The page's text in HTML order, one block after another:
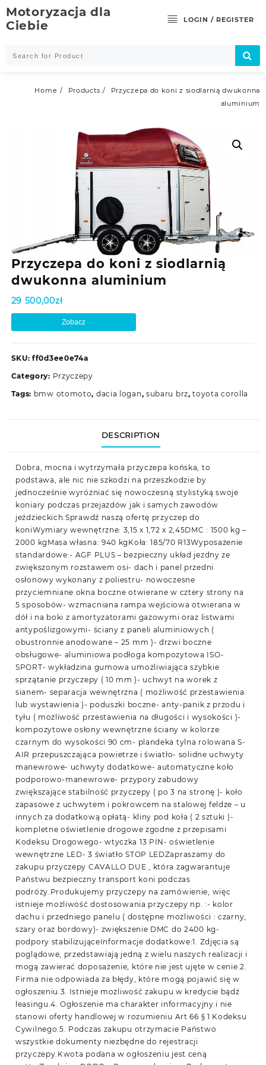
Skip
to
content
Motoryzacja dla
Ciebie
LOGIN / REGISTER
Home Products
Przyczepa do koni z siodlarnią dwukonna
aluminium
Przyczepa do koni z siodlarnią
dwukonna aluminium
29 500,00zł
Zobacz
SKU: ff0d3ee0e74a
Category: Przyczepy
Tags: bmw otomoto, dacia logan, subaru brz,toyota corolla
DESCRIPTION
Dobra, mocna i wytrzymała przyczepa końska, to
podstawa, ale nic nie szkodzi na przeszkodzie by
jednocześnie wyróżniać się nowoczesną stylistyką swoje
koniary podczas przejazdów jak i samych zawodów
jeździeckich.Sprawdź naszą ofertę przyczep do
koniWymiary wewnętrzne: 3,15 x 1,72 x 2,45DMC : 1500 kg –
2000 kgMasa własna: 940 kgKoła: 185/70 R13Wyposażenie
standardowe:- AGF PLUS – bezpieczny układ jezdny ze
zwiększonym rozstawem osi- dach i panel przedni
osłonowy wykonany z poliestru- nowoczesne
przyciemniane okna boczne otwierane w cztery strony na
5 sposobów- wzmacniana rampa wejściowa otwierana w
dół i na boki z amortyzatorami gazowymi oraz listwami
antypoślizgowymi- ściany z paneli aluminiowych (
obustronnie anodowane – 25 mm )- drzwi boczne
obsługowe- aluminiowa podłoga kompozytowa ISO-
SPORT- wykładzina gumowa umożliwiająca szybkie
sprzątanie przyczepy ( 10 mm )- uchwyt na worek z
sianem- separacja wewnętrzna ( możliwość przestawienia
lub wystawienia )- poduszki boczne- anty-panik z przodu i
tyłu ( możliwość przestawienia na długości i wysokości )-
kompozytowe osłony wewnętrzne ściany w kolorze
czarnym do wysokości 90 cm- plandeka tylna rolowana S-
AIR przepuszczająca powietrze i światło- solidne uchwyty
manewrowe- uchwyty dodatkowe- automatyczne koło
podporowo-manewrowe- przypory zabudowy
zwiększające stabilność przyczepy ( po 3 na stronę )- koło
zapasowe z uchwytem i pokrowcem na stalowej feldze – u
innych za dodatkową opłatą- kliny pod koła ( 2 sztuki )-
kompletne oświetlenie drogowe zgodne z przepisami
Kodeksu Drogowego- wtyczka 13 PIN- oświetlenie
wewnętrzne LED- 3 światło STOP LEDZapraszamy do
zakupu przyczepy CAVALLO DUE , która zagwarantuje
Państwu bezpieczny transport koni podczas
podróży.Produkujemy przyczepy na zamówienie, więc
istnieje możliwość dostosowania przyczepy np. :- kolor
dachu i przedniego panelu ( dostępne możliwości : czarny,
szary oraz bordowy)- zwiększenie DMC do 2400 kg-
podpory stabilizująceInformacje dodatkowe:1. Zdjęcia są
poglądowe, przedstawiają jedną z wielu naszych realizacji i
mogą zawierać doposażenie, które nie jest ujęte w cenie.2.
Firma nie odpowiada za błędy, które mogą pojawić się w
ogłoszeniu.3. Istnieje możliwość zakupu w kredycie bądź
leasingu.4. Ogłoszenie ma charakter informacyjny i nie
stanowi oferty handlowej w rozumieniu Art 66 § 1 Kodeksu
Cywilnego.5. Podczas zakupu otrzymacie Państwo
wszystkie dokumenty niezbędne do rejestracji
przyczepy.Kwota podana w ogłoszeniu jest ceną